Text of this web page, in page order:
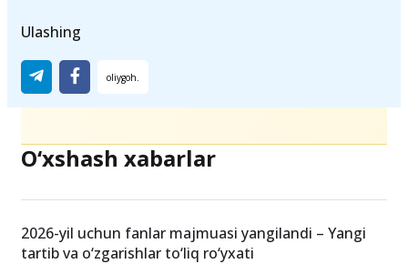
Foydali ma'lumotlar
Ulashing
O‘xshash xabarlar